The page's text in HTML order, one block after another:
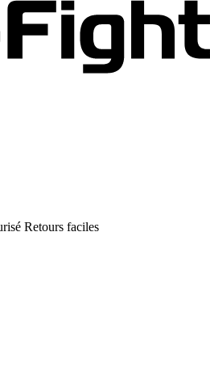
Retours faciles